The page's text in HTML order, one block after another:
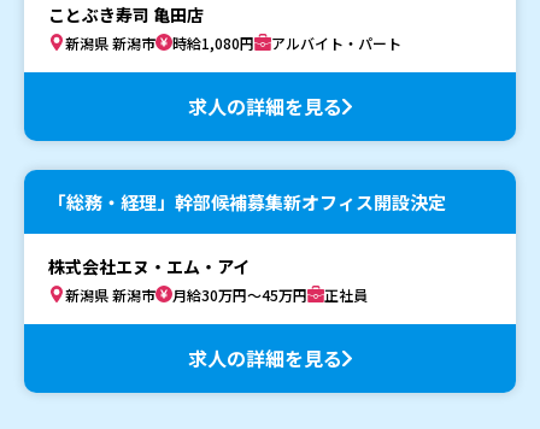
ことぶき寿司 亀田店
新潟県 新潟市 時給1,080円 アルバイト・パート
求人の詳細を見る
「総務・経理」幹部候補募集新オフィス開設決定
株式会社エヌ・エム・アイ
新潟県 新潟市 月給30万円～45万円 正社員
求人の詳細を見る